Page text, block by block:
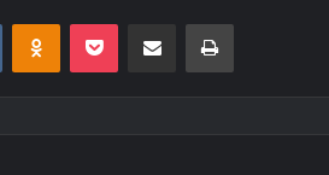
VKontakteOdnoklassniki
Pocket E-Posta ile paylaş Yazdır